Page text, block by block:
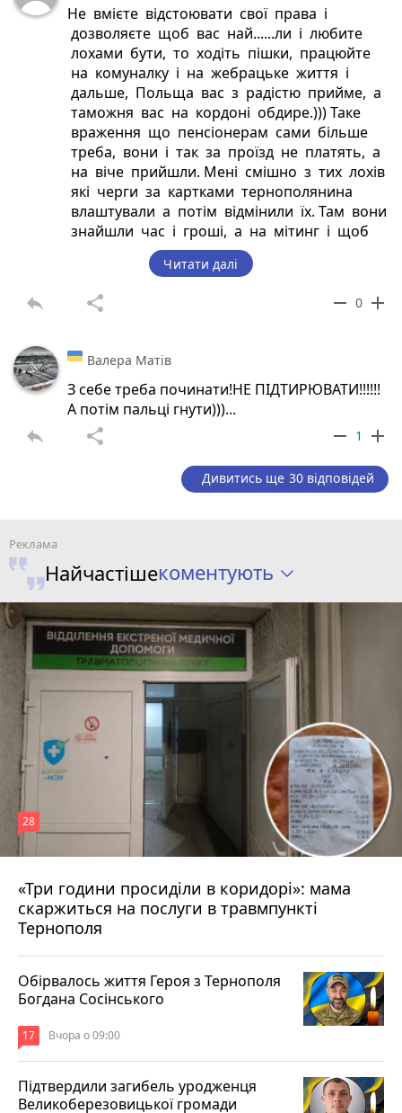
Не вмієте відстоювати свої права і
дозволяєте щоб вас най......ли і любите
лохами бути, то ходіть пішки, працюйте
на комуналку і на жебрацьке життя і
дальше, Польща вас з радістю прийме, а
таможня вас на кордоні обдире.))) Таке
враження що пенсіонерам сами більше
треба, вони і так за проїзд не платять, а
на віче прийшли. Мені смішно з тих лохів
які черги за картками тернополянина
влаштували а потім відмінили їх. Там вони
знайшли час і гроші, а на мітинг і щоб
скасували підвищення цін не прийшли.
Страйкували, страйкували влада опустила
ціни, а потім знов підняла втіхаря
поступово бо зрозуміли менше вкусиш
Читати далі
reply share remove 0 add
Валера Матів
З себе треба починати!НЕ ПІДТИРЮВАТИ!!!!!!
А потім пальці гнути)))...
reply share remove 1 add
Дивитись ще 30 відповідей
Найчастішекоментують
«Три години просиділи в коридорі»: мама
скаржиться на послуги в травмпункті
Тернополя
28
Вчора о 13:05
Обірвалось життя Героя з Тернополя
Богдана Сосінського
17 Вчора о 09:00
Підтвердили загибель уродженця
Великоберезовицької громади